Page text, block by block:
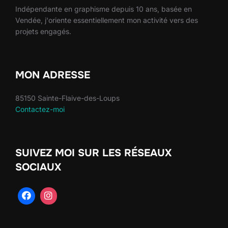
Indépendante en graphisme depuis 10 ans, basée en
Vendée, j'oriente essentiellement mon activité vers des
projets engagés.
MON ADRESSE
85150 Sainte-Flaive-des-Loups
Contactez-moi
SUIVEZ MOI SUR LES RÉSEAUX
SOCIAUX